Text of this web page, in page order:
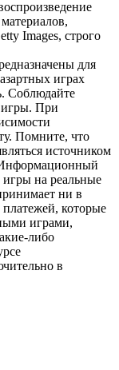
Images, строго
для
играх
Соблюдайте
игры. При
Помните, что
источником
Информационный
игры на реальные
ни в
которые
играми,
либо
в